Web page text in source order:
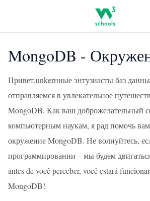
MongoDB -
Привет,unkerнные энтузиасты баз
отправляемся в увлекательное
MongoDB. Как ваш доброжелательный
компьютерным наукам, я рад помочь
окружение MongoDB. Не волнуйтесь,
программировании – мы будем
antes de você perceber, você estará
MongoDB!